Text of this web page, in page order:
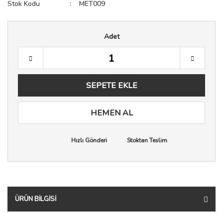
Stok Kodu
MET009
Adet
SEPETE EKLE
HEMEN AL
Hızlı Gönderi Stoktan Teslim
ÜRÜN BILGISI